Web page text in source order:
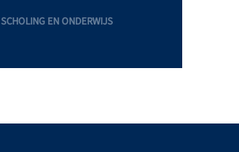
SCHOLING EN ONDERWIJS